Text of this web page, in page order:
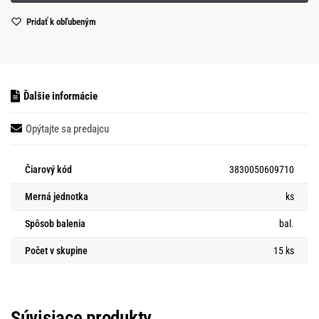
Pridať k obľubeným
Ďalšie informácie
Opýtajte sa predajcu
Čiarový kód 3830050609710
Merná jednotka ks
Spôsob balenia bal.
Počet v skupine 15 ks